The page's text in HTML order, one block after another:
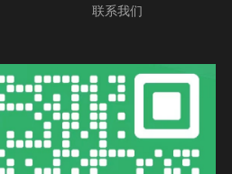
联系我们